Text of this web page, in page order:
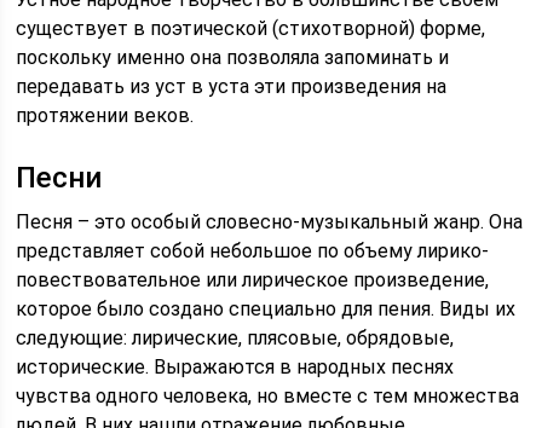
существует в поэтической (стихотворной) форме,
поскольку именно она позволяла запоминать и
передавать из уст в уста эти произведения на
протяжении веков.
Песни
Песня – это особый словесно-музыкальный жанр. Она
представляет собой небольшое по объему лирико-
повествовательное или лирическое произведение,
которое было создано специально для пения. Виды их
следующие: лирические, плясовые, обрядовые,
исторические. Выражаются в народных песнях
чувства одного человека, но вместе с тем множества